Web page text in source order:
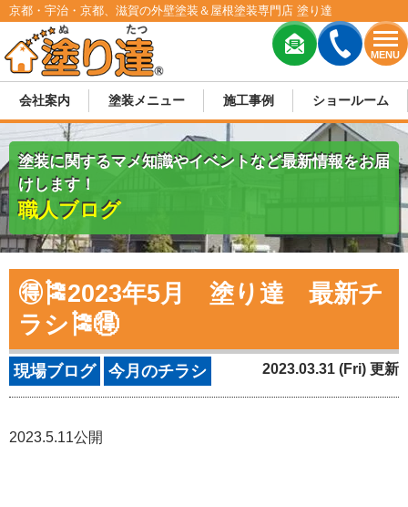
MENU
京都・宇治・京都、滋賀の外壁塗装＆屋根塗装専門店 塗り達
会社案内 塗装メニュー 施工事例 ショールーム
塗装に関するマメ知識やイベントなど最新情報をお届
けします！
職人ブログ
🉐🎏2023年5月 塗り達 最新チ
ラシ🎏🉐
現場ブログ 今月のチラシ 2023.03.31 (Fri) 更新
2023.5.11公開